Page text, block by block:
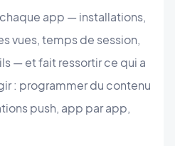
app — installations,
vues, temps de session,
— et fait ressortir ce qui a
: programmer du contenu
push, app par app,